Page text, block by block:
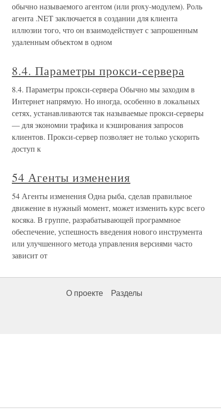
обычно называемого агентом (или proxy-модулем). Роль
агента .NET заключается в создании для клиента
иллюзии того, что он взаимодействует с запрошенным
удаленным объектом в одном
8.4. Параметры прокси-сервера
8.4. Параметры прокси-сервера Обычно мы заходим в
Интернет напрямую. Но иногда, особенно в локальных
сетях, устанавливаются так называемые прокси-серверы
— для экономии трафика и кэширования запросов
клиентов. Прокси-сервер позволяет не только ускорить
доступ к
54 Агенты изменения
54 Агенты изменения Одна рыба, сделав правильное
движение в нужный момент, может изменить курс всего
косяка. В группе, разрабатывающей программное
обеспечение, успешность введения нового инструмента
или улучшенного метода управления версиями часто
зависит от
О проекте Разделы